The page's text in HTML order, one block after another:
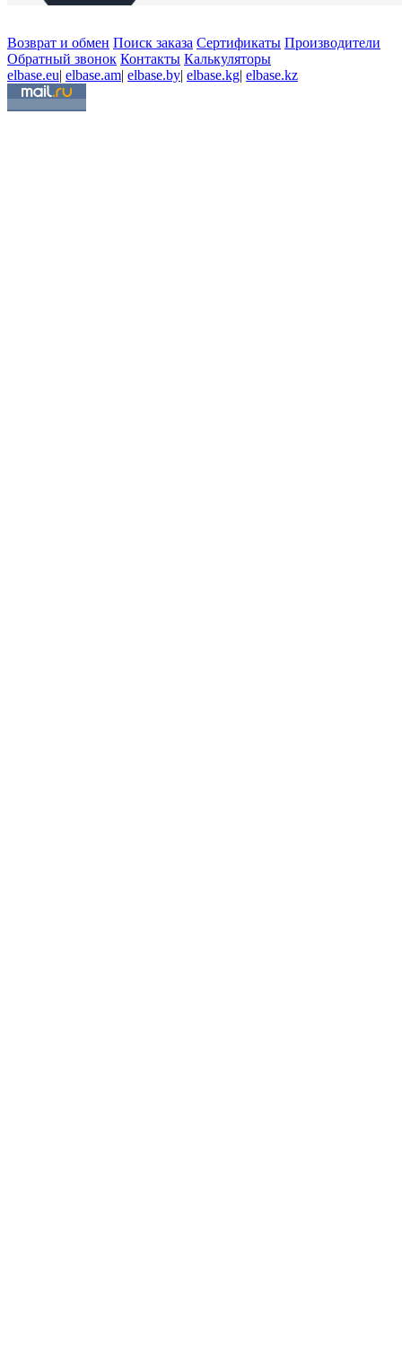
Возврат и обмен Поиск заказа Сертификаты Производители
Обратный звонок Контакты Калькуляторы
elbase.eu| elbase.am| elbase.by| elbase.kg| elbase.kz